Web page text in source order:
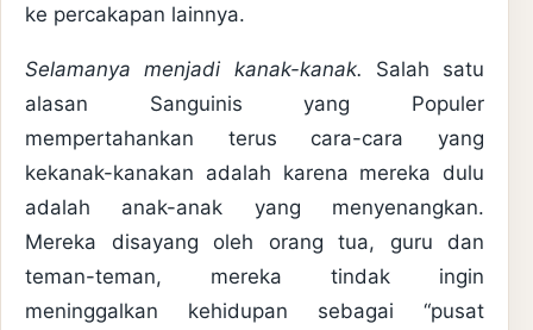
ke percakapan lainnya.
Selamanya menjadi kanak-kanak. Salah satu
alasan Sanguinis yang Populer
mempertahankan terus cara-cara yang
kekanak-kanakan adalah karena mereka dulu
adalah anak-anak yang menyenangkan.
Mereka disayang oleh orang tua, guru dan
teman-teman, mereka tindak ingin
meninggalkan kehidupan sebagai “pusat